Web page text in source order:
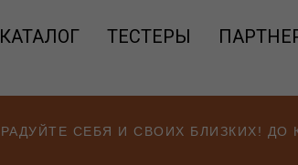
КАТАЛОГ ТЕСТЕРЫ
РАДУЙТЕ СЕБЯ И СВОИХ БЛИЗКИХ!